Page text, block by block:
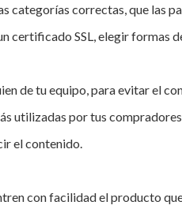
categorías correctas, que las
certificado SSL, elegir formas
de tu equipo, para evitar el
utilizadas por tus
el contenido.
con facilidad el producto